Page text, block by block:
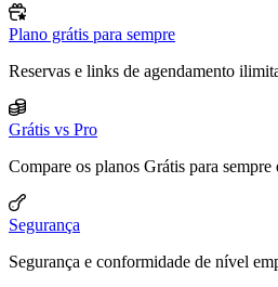
Plano grátis para sempre
Reservas e links de agendamento
Grátis vs Pro
Compare os planos Grátis para sempre
Segurança
Segurança e conformidade de nível